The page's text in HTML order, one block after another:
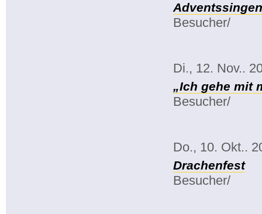
Adventssingen
Besucher/
Di., 12. Nov..
„Ich gehe mit
Besucher/
Do., 10. Okt..
Drachenfest
Besucher/